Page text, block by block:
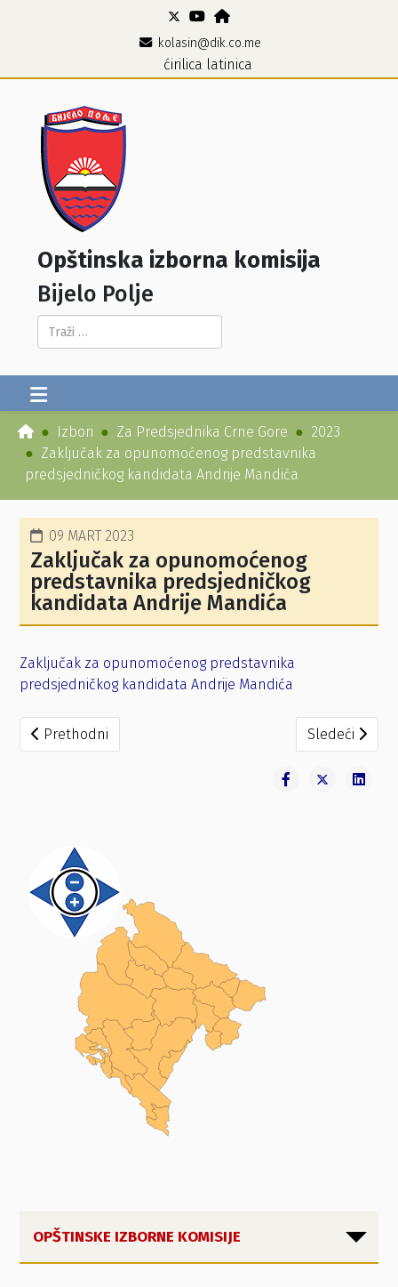
kolasin@dik.co.me
ćirilica latinica
Opštinska izborna komisija
Bijelo Polje
Pretraga...
Izbori Za Predsjednika Crne Gore
2023
Zaključak za opunomoćenog predstavnika
predsjedničkog kandidata Andrije Mandića
09 MART 2023
Zaključak za opunomoćenog
predstavnika predsjedničkog
kandidata Andrije Mandića
Zaključak za opunomoćenog predstavnika
predsjedničkog kandidata Andrije Mandića
Prethodni članak: Zaključak za opunomoćenog
Prethodni Sledeći
Sledeći
OPŠTINSKE IZBORNE KOMISIJE